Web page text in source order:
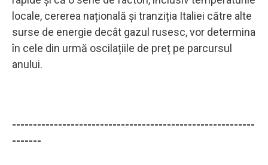
locale, cererea națională și tranziția Italiei către alte
surse de energie decât gazul rusesc, vor determina
în cele din urmă oscilațiile de preț pe parcursul
anului.
----------------------------------------------------------
-------